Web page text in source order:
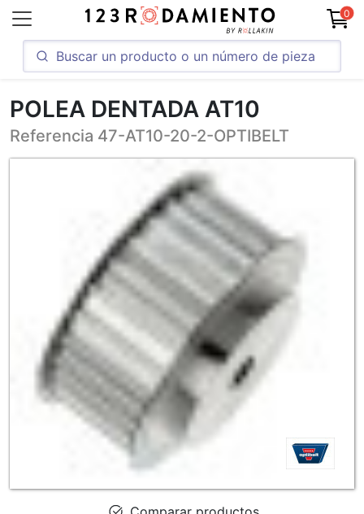
0
POLEA DENTADA AT10
Referencia 47-AT10-20-2-OPTIBELT